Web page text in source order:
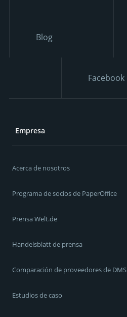
Blog
Facebook
Empresa
Acerca de nosotros
Programa de socios de PaperOffice
Prensa Welt.de
Handelsblatt de prensa
Comparación de proveedores de DMS
Estudios de caso